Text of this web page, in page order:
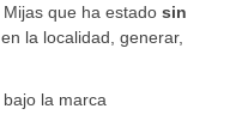
que ha estado sin
la localidad, generar,
la marca